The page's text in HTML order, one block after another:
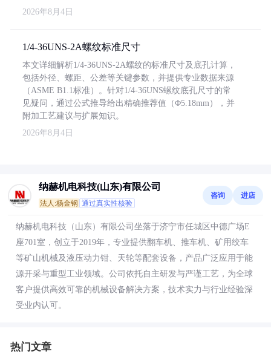
2026年8月4日
1/4-36UNS-2A螺纹标准尺寸
本文详细解析1/4-36UNS-2A螺纹的标准尺寸及底孔计算，
包括外径、螺距、公差等关键参数，并提供专业数据来源
（ASME B1.1标准）。针对1/4-36UNS螺纹底孔尺寸的常
见疑问，通过公式推导给出精确推荐值（Φ5.18mm），并
附加工艺建议与扩展知识。
2026年8月4日
纳赫机电科技(山东)有限公司
法人:杨金钢 通过真实性核验
咨询 进店
纳赫机电科技（山东）有限公司坐落于济宁市任城区中德广场E
座701室，创立于2019年，专业提供翻车机、推车机、矿用绞车
等矿山机械及液压动力钳、天轮等配套设备，产品广泛应用于能
源开采与重型工业领域。公司依托自主研发与严谨工艺，为全球
客户提供高效可靠的机械设备解决方案，技术实力与行业经验深
受业内认可。
热门文章